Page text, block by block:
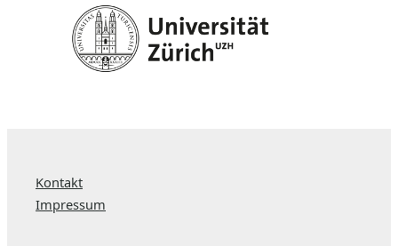
Kontakt
Impressum